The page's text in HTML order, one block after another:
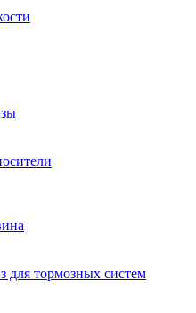
для тормозных систем